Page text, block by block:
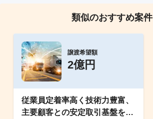
類似のおすすめ案件
譲渡希望額
2億円
従業員定着率高く技術力豊富、
主要顧客との安定取引基盤を持